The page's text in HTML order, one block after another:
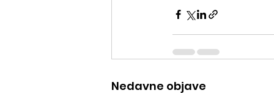
Nedavne objave